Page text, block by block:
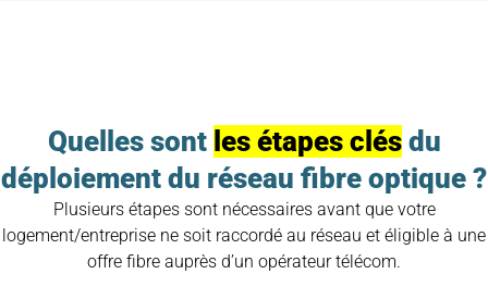
Quelles sont les étapes clésdu
déploiement du réseau fibre optique ?
Plusieurs étapes sont nécessaires avant que votre
logement/entreprise ne soit raccordé au réseau et éligible à une
offre fibre auprès d’un opérateur télécom.